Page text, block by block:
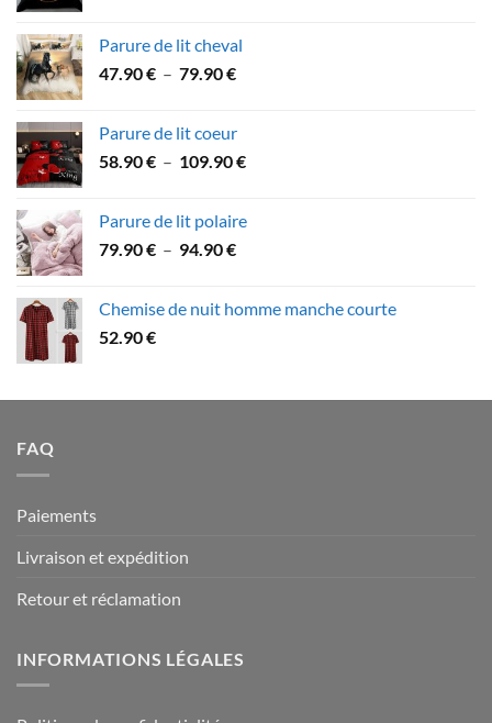
49.90 €
à
Parure de lit cheval
47.90€ – 79.90€Plage
à
Parure de lit coeur
58.90€ – 109.90€Plage
58.90 €
Parure de lit polaire
79.90€ – 94.90€Plage
79.90 €
Chemise de nuit homme manche courte
52.90€
FAQ
Paiements
Livraison et expédition
Retour et réclamation
INFORMATIONS LÉGALES